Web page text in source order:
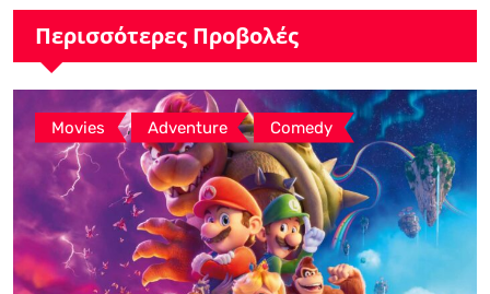
Περισσότερες Προβολές
Movies , Adventure , Comedy